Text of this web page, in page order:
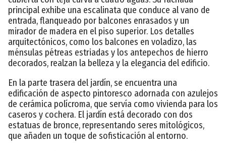
principal exhibe una escalinata que conduce al vano de
entrada, flanqueado por balcones enrasados y un
mirador de madera en el piso superior. Los detalles
arquitectónicos, como los balcones en voladizo, las
ménsulas pétreas estriadas y los antepechos de hierro
decorados, realzan la belleza y la elegancia del edificio.
En la parte trasera del jardín, se encuentra una
edificación de aspecto pintoresco adornada con azulejos
de cerámica polícroma, que servía como vivienda para los
caseros y cochera. El jardín está decorado con dos
estatuas de bronce, representando seres mitológicos,
que añaden un toque de sofisticación al entorno.